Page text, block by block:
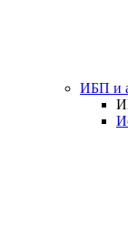
ИБП и